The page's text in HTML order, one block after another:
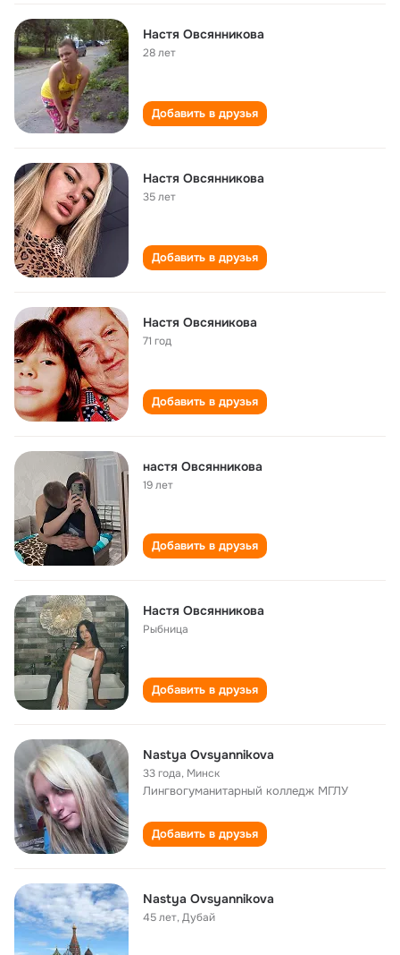
Настя Овсянникова
28 лет
Добавить в друзья
Настя Овсянникова
35 лет
Добавить в друзья
Настя Овсяникова
71 год
Добавить в друзья
настя Овсянникова
19 лет
Добавить в друзья
Настя Овсянникова
Рыбница
Добавить в друзья
Nastya Ovsyannikova
33 года, Минск
Лингвогуманитарный колледж МГЛУ
Добавить в друзья
Nastya Ovsyannikova
45 лет,Дубай